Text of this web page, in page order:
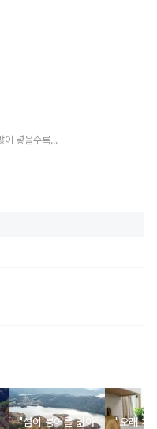
"분명 정리를 했는데 집이 다시 어질러진다?" 많이 넣을수록 더 피곤해지는 수납의 함정
"섬이 붕어를 닮아
"오래 치